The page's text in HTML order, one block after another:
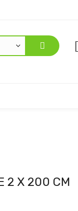
2 X 200 CM